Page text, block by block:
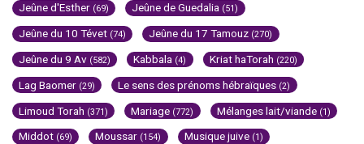
Jeûne d'Esther (69) Jeûne de Guedalia (51)
Jeûne du 10 Tévet (74) Jeûne du 17 Tamouz (270)
Jeûne du 9 Av (582) Kabbala (4) Kriat haTorah (220)
Lag Baomer (29) Le sens des prénoms hébraïques (2)
Limoud Torah (371) Mariage (772) Mélanges lait/viande (1)
Middot (69) Moussar (154) Musique juive (1)